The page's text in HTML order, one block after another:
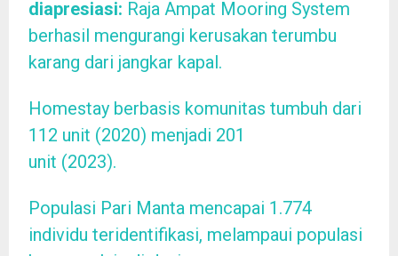
diapresiasi: Raja Ampat Mooring System
berhasil mengurangi kerusakan terumbu
karang dari jangkar kapal.
Homestay berbasis komunitas tumbuh dari
112 unit (2020) menjadi 201
unit (2023).
Populasi Pari Manta mencapai 1.774
individu teridentifikasi, melampaui populasi